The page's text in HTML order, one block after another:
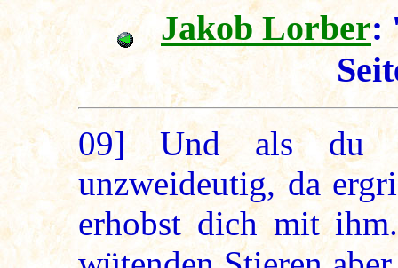
Jakob Lorber:
09]Und als du
unzweideutig, da
erhobst dich mit